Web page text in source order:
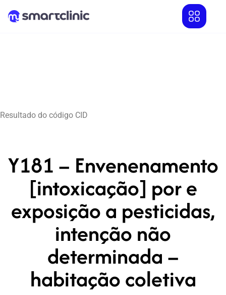
Resultado do código CID
Y181 – Envenenamento
[intoxicação] por e
exposição a pesticidas,
intenção não
determinada –
habitação coletiva